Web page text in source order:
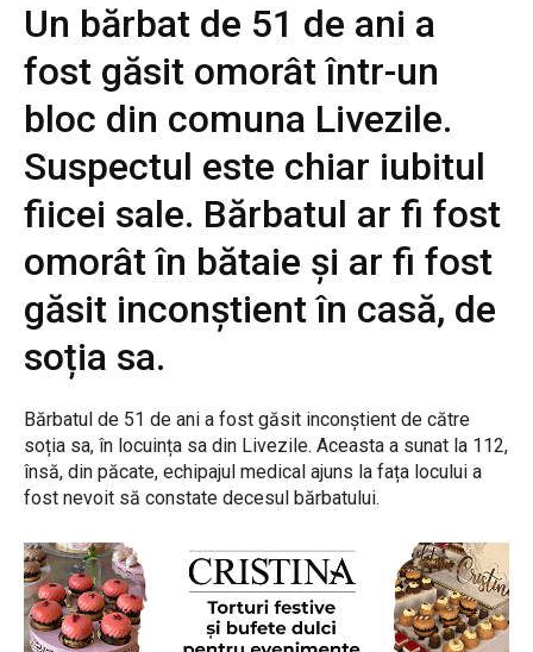
Un bărbat de 51 de ani a
fost găsit omorât într-un
bloc din comuna Livezile.
Suspectul este chiar iubitul
fiicei sale. Bărbatul ar fi fost
omorât în bătaie și ar fi fost
găsit inconștient în casă, de
soția sa.
Bărbatul de 51 de ani a fost găsit inconștient de către
soția sa, în locuința sa din Livezile. Aceasta a sunat la 112,
însă, din păcate, echipajul medical ajuns la fața locului a
fost nevoit să constate decesul bărbatului.